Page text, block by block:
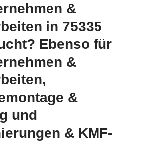
&
in 75335
Ebenso für
&
&
und
& KMF-